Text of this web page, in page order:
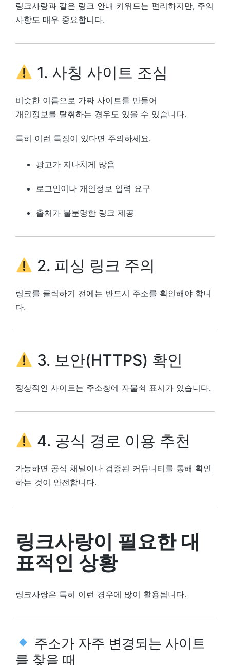
링크사랑과 같은 링크 안내 키워드는 편리하지만, 주의
사항도 매우 중요합니다.
1. 사칭 사이트 조심
비슷한 이름으로 가짜 사이트를 만들어
개인정보를 탈취하는 경우도 있을 수 있습니다.
특히 이런 특징이 있다면 주의하세요.
광고가 지나치게 많음
로그인이나 개인정보 입력 요구
출처가 불분명한 링크 제공
2. 피싱 링크 주의
링크를 클릭하기 전에는 반드시 주소를 확인해야 합니
다.
3. 보안(HTTPS) 확인
정상적인 사이트는 주소창에 자물쇠 표시가 있습니다.
4. 공식 경로 이용 추천
가능하면 공식 채널이나 검증된 커뮤니티를 통해 확인
하는 것이 안전합니다.
링크사랑이 필요한 대
표적인 상황
링크사랑은 특히 이런 경우에 많이 활용됩니다.
주소가 자주 변경되는 사이트
를 찾을 때